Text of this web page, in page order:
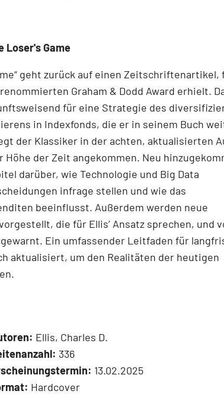
Loser's Game
geht zurück auf einen Zeitschriftenartikel,
Graham & Dodd Award erhielt.
für eine Strategie des
in Indexfonds, die er in seinem Buch
der Klassiker in der achten, aktualisierten
der Zeit angekommen. Neu
darüber, wie Technologie und Big Data
infrage stellen und wie das
beeinflusst. Außerdem werden neue
die für Ellis’ Ansatz sprechen, und
Ein umfassender Leitfaden für
aktualisiert, um den Realitäten der heutigen
Ellis, Charles D.
336
13.02.2025
Hardcover